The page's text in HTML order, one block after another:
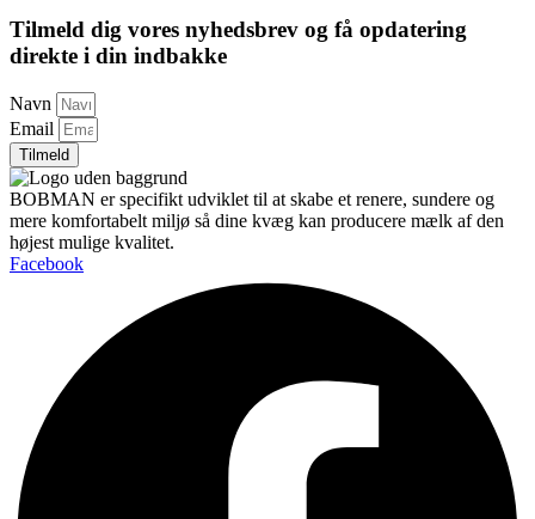
Tilmeld dig vores nyhedsbrev og få opdatering
direkte i din indbakke
Navn
Email
Tilmeld
BOBMAN er specifikt udviklet til at skabe et renere, sundere og
mere komfortabelt miljø så dine kvæg kan producere mælk af den
højest mulige kvalitet.
Facebook